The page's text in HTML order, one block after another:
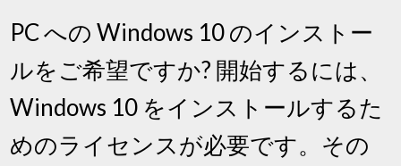
PC への Windows 10 のインストー
ルをご希望ですか? 開始するには、
Windows 10 をインストールするた
めのライセンスが必要です。その